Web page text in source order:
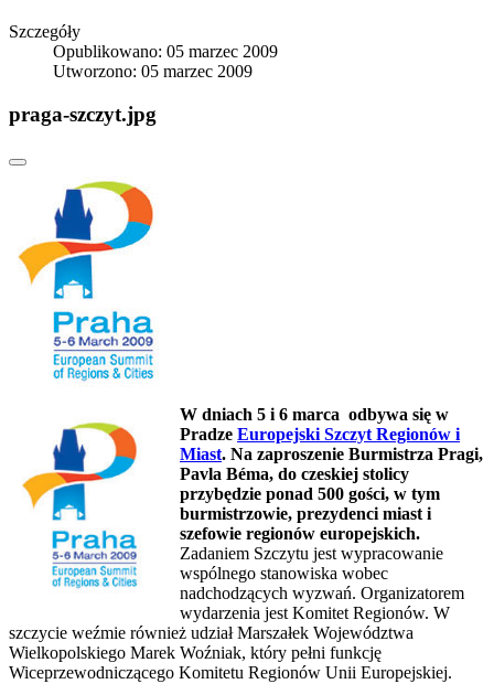
Szczegóły
Opublikowano: 05 marzec 2009
Utworzono: 05 marzec 2009
praga-szczyt.jpg
W dniach 5 i 6 marca odbywa się w
Pradze Europejski Szczyt Regionów i
Miast. Na zaproszenie Burmistrza Pragi,
Pavla Béma, do czeskiej stolicy
przybędzie ponad 500 gości, w tym
burmistrzowie, prezydenci miast i
szefowie regionów europejskich.
Zadaniem Szczytu jest wypracowanie
wspólnego stanowiska wobec
nadchodzących wyzwań. Organizatorem
wydarzenia jest Komitet Regionów. W
szczycie weźmie również udział Marszałek Województwa
Wielkopolskiego Marek Woźniak, który pełni funkcję
Wiceprzewodniczącego Komitetu Regionów Unii Europejskiej.